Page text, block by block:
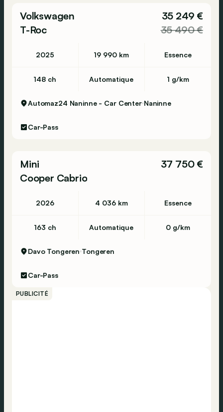
Volkswagen
T-Roc
35 249 €
35 490 €
2025 19 990 km Essence
148 ch Automatique 1 g/km
Automaz24 Naninne - Car Center Naninne
Car-Pass
Mini
Cooper Cabrio
37 750 €
2026 4 036 km Essence
163 ch Automatique 0 g/km
Davo Tongeren Tongeren
Car-Pass
PUBLICITÉ